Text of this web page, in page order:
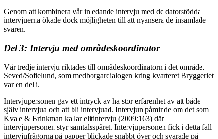
Genom att kombinera vår inledande intervju med de datorstödda
intervjuerna ökade dock möjligheten till att nyansera de insamlade
svaren.
Del 3: Intervju med områdeskoordinator
Vår tredje intervju riktades till områdeskoordinatorn i det område,
Seved/Sofielund, som medborgardialogen kring kvarteret Bryggeriet
var en del i.
Intervjupersonen gav ett intryck av ha stor erfarenhet av att både
själv intervjua och att bli intervjuad. Intervjun påminde om det som
Kvale & Brinkman kallar elitintervju (2009:163) där
intervjupersonen styr samtalsspåret. Intervjupersonen fick i detta fall
intervjufrågorna på papper blickade snabbt över och svarade på